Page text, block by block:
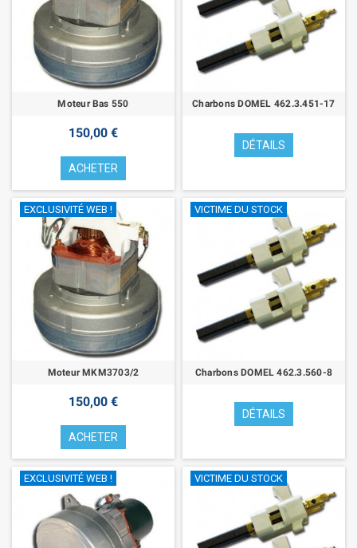
Moteur Bas 550
150,00 €
ACHETER
Charbons DOMEL 462.3.451-17
DÉTAILS
EXCLUSIVITÉ WEB !
Moteur MKM3703/2
150,00 €
ACHETER
VICTIME DU STOCK
Charbons DOMEL 462.3.560-8
DÉTAILS
EXCLUSIVITÉ WEB ! VICTIME DU STOCK